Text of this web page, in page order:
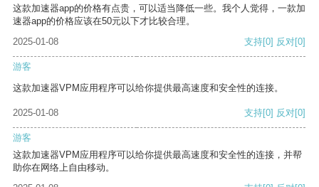
这款加速器app的价格有点贵，可以适当降低一些。我个人觉得，一款加
速器app的价格应该在50元以下才比较合理。
2025-01-08
支持[0] 反对[0]
游客
这款加速器VPM应用程序可以给你提供最高速度和安全性的连接。
2025-01-08 支持[0] 反对[0]
游客
这款加速器VPM应用程序可以给你提供最高速度和安全性的连接，并帮
助你在网络上自由移动。